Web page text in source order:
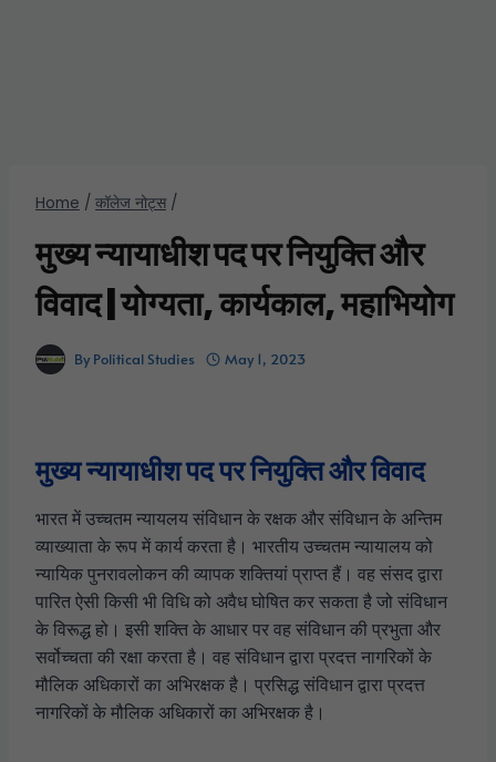
Home / कॉलेज नोट्स /
मुख्य न्यायाधीश पद पर नियुक्ति और
विवाद | योग्यता, कार्यकाल, महाभियोग
By Political Studies May 1, 2023
मुख्य न्यायाधीश पद पर नियुक्ति और विवाद
भारत में उच्चतम न्यायलय संविधान के रक्षक और संविधान के अन्तिम
व्याख्याता के रूप में कार्य करता है। भारतीय उच्चतम न्यायालय को
न्यायिक पुनरावलोकन की व्यापक शक्तियां प्राप्त हैं। वह संसद द्वारा
पारित ऐसी किसी भी विधि को अवैध घोषित कर सकता है जो संविधान
के विरूद्ध हो। इसी शक्ति के आधार पर वह संविधान की प्रभुता और
सर्वोच्चता की रक्षा करता है। वह संविधान द्वारा प्रदत्त नागरिकों के
मौलिक अधिकारों का अभिरक्षक है। प्रसिद्ध संविधान द्वारा प्रदत्त
नागरिकों के मौलिक अधिकारों का अभिरक्षक है।